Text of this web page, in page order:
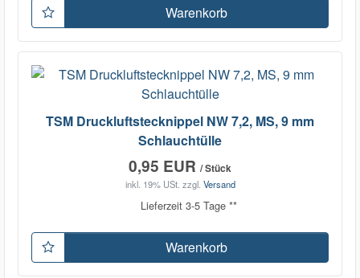
Warenkorb
TSM Druckluftstecknippel NW 7,2, MS, 9 mm
Schlauchtülle
0,95 EUR / Stück
inkl. 19% USt. zzgl. Versand
Lieferzeit 3-5 Tage **
Warenkorb